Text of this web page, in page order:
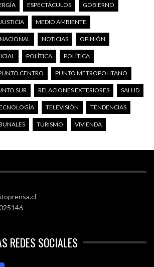
ESPECTÁCULOS GOBIERNO
JUSTICIA MEDIO AMBIENTE
NACIONAL NOTICIAS OPINIÓN
POLÍTICA POLÍTICA
CENTRO PUNTO METROPOLITANO
SUR RELACIONES EXTERIORES SALUD
TELEVISIÓN TENDENCIAS
TURISMO VIVIENDA
REDES SOCIALES